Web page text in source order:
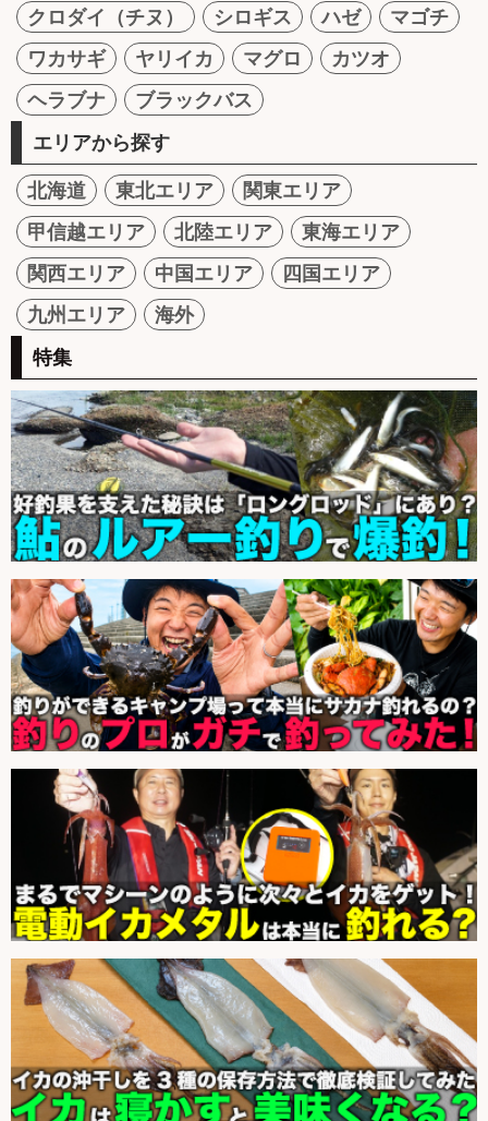
クロダイ（チヌ）
シロギス ハゼ
マゴチ
ワカサギ
ヤリイカ マグロ
カツオ
ヘラブナ
ブラックバス
エリアから探す
北海道 東北エリア
関東エリア
甲信越エリア
北陸エリア
東海エリア
関西エリア
中国エリア
四国エリア
九州エリア
海外
特集